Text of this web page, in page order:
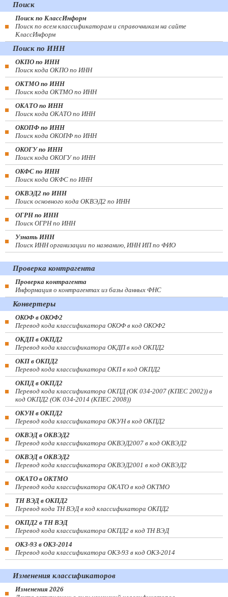
Поиск
Поиск по КлассИнформ
Поиск по всем классификаторам и справочникам на сайте
КлассИнформ
Поиск по ИНН
ОКПО по ИНН
Поиск кода ОКПО по ИНН
ОКТМО по ИНН
Поиск кода ОКТМО по ИНН
ОКАТО по ИНН
Поиск кода ОКАТО по ИНН
ОКОПФ по ИНН
Поиск кода ОКОПФ по ИНН
ОКОГУ по ИНН
Поиск кода ОКОГУ по ИНН
ОКФС по ИНН
Поиск кода ОКФС по ИНН
ОКВЭД2 по ИНН
Поиск основного кода ОКВЭД2 по ИНН
ОГРН по ИНН
Поиск ОГРН по ИНН
Узнать ИНН
Поиск ИНН организации по названию, ИНН ИП по ФИО
Проверка контрагента
Проверка контрагента
Информация о контрагентах из базы данных ФНС
Конвертеры
ОКОФ в ОКОФ2
Перевод кода классификатора ОКОФ в код ОКОФ2
ОКДП в ОКПД2
Перевод кода классификатора ОКДП в код ОКПД2
ОКП в ОКПД2
Перевод кода классификатора ОКП в код ОКПД2
ОКПД в ОКПД2
Перевод кода классификатора ОКПД (ОК 034-2007 (КПЕС 2002)) в
код ОКПД2 (ОК 034-2014 (КПЕС 2008))
ОКУН в ОКПД2
Перевод кода классификатора ОКУН в код ОКПД2
ОКВЭД в ОКВЭД2
Перевод кода классификатора ОКВЭД2007 в код ОКВЭД2
ОКВЭД в ОКВЭД2
Перевод кода классификатора ОКВЭД2001 в код ОКВЭД2
ОКАТО в ОКТМО
Перевод кода классификатора ОКАТО в код ОКТМО
ТН ВЭД в ОКПД2
Перевод кода ТН ВЭД в код классификатора ОКПД2
ОКПД2 в ТН ВЭД
Перевод кода классификатора ОКПД2 в код ТН ВЭД
ОКЗ-93 в ОКЗ-2014
Перевод кода классификатора ОКЗ-93 в код ОКЗ-2014
Изменения классификаторов
Изменения 2026